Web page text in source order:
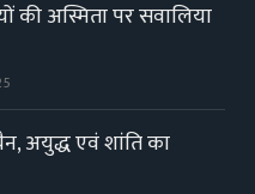
की अस्मिता पर सवालिया
अयुद्ध एवं शांति का